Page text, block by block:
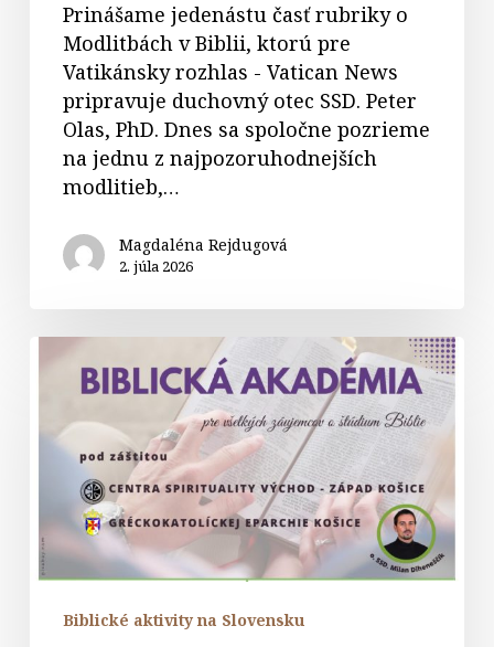
Prinášame jedenástu časť rubriky o
Modlitbách v Biblii, ktorú pre
Vatikánsky rozhlas - Vatican News
pripravuje duchovný otec SSD. Peter
Olas, PhD. Dnes sa spoločne pozrieme
na jednu z najpozoruhodnejších
modlitieb,…
Magdaléna Rejdugová
2. júla 2026
Biblická
akadémia
Biblické aktivity na Slovensku